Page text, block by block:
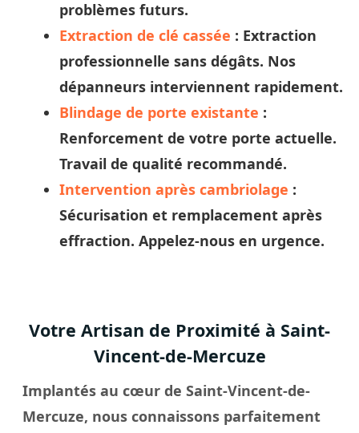
problèmes futurs.
Extraction de clé cassée : Extraction
professionnelle sans dégâts. Nos
dépanneurs interviennent rapidement.
Blindage de porte existante :
Renforcement de votre porte actuelle.
Travail de qualité recommandé.
Intervention après cambriolage :
Sécurisation et remplacement après
effraction. Appelez-nous en urgence.
Votre Artisan de Proximité à Saint-
Vincent-de-Mercuze
Implantés au cœur de Saint-Vincent-de-
Mercuze, nous connaissons parfaitement